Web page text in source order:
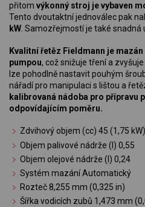
přitom výkonný stroj je vybaven
Tento dvoutaktní jednoválec pak
kW . Samozřejmostí je také snadná
Kvalitní řetěz Fieldmann je
pumpou, což snižuje tření a
lze pohodlně nastavit pouhým
nářadí pro manipulaci s lištou a
kalibrovaná nádoba pro přípravu
odpovídajícím poměru.
Zdvihový objem (cc) 45 (1,75 kW)
Objem palivové nádrže (l) 0,55
Objem olejové nádrže (l) 0,24
Systém mazání Automatický
Rozteč 8,255 mm (0,325 in)
Šířka vodicích zubů 1,473 mm